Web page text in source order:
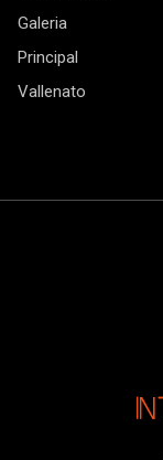
Galeria
Principal
Vallenato